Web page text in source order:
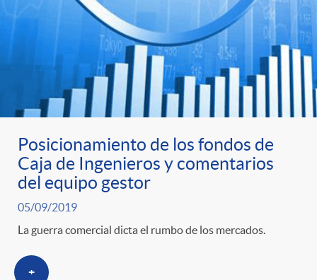
Posicionamiento de los fondos de
Caja de Ingenieros y comentarios
del equipo gestor
05/09/2019
La guerra comercial dicta el rumbo de los mercados.
+